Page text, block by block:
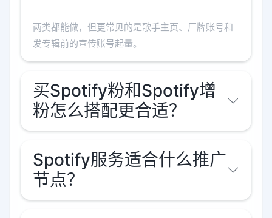
两类都能做，但更常见的是歌手主页、厂牌账号和
发专辑前的宣传账号起量。
买Spotify粉和Spotify增
粉怎么搭配更合适？
Spotify服务适合什么推广
节点？